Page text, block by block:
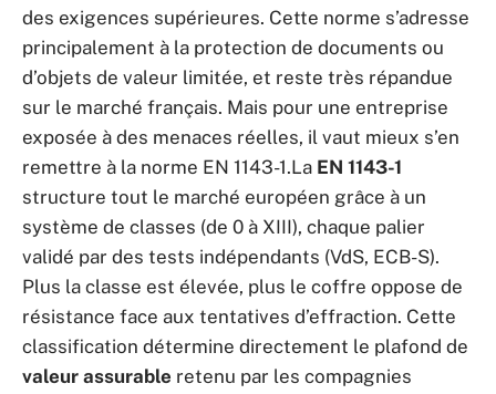
des exigences supérieures. Cette norme s’adresse
principalement à la protection de documents ou
d’objets de valeur limitée, et reste très répandue
sur le marché français. Mais pour une entreprise
exposée à des menaces réelles, il vaut mieux s’en
remettre à la norme EN 1143-1.La EN 1143-1
structure tout le marché européen grâce à un
système de classes (de 0 à XIII), chaque palier
validé par des tests indépendants (VdS, ECB-S).
Plus la classe est élevée, plus le coffre oppose de
résistance face aux tentatives d’effraction. Cette
classification détermine directement le plafond de
valeur assurable retenu par les compagnies